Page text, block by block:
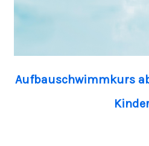
Aufbauschwimmkurs